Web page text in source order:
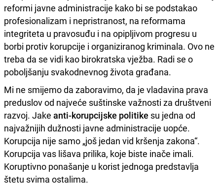
reformi javne administracije kako bi se podstakao
profesionalizam i nepristranost, na reformama
integriteta u pravosuđu i na opipljivom progresu u
borbi protiv korupcije i organiziranog kriminala. Ovo ne
treba da se vidi kao birokratska vježba. Radi se o
poboljšanju svakodnevnog života građana.
Mi ne smijemo da zaboravimo, da je vladavina prava
preduslov od najveće suštinske važnosti za društveni
razvoj. Jake anti-korupcijske politike su jedna od
najvažnijih dužnosti javne administracije uopće.
Korupcija nije samo „još jedan vid kršenja zakona“.
Korupcija vas lišava prilika, koje biste inače imali.
Koruptivno ponašanje u korist jednoga predstavlja
štetu svima ostalima.